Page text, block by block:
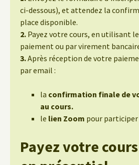
ci-dessous), et attendez la
place disponible.
2. Payez votre cours, en utilisant
paiement ou par virement
3.Après réception de votre
par email :
la confirmation finale de
au cours.
le lien Zoom pour participer
Payez votre